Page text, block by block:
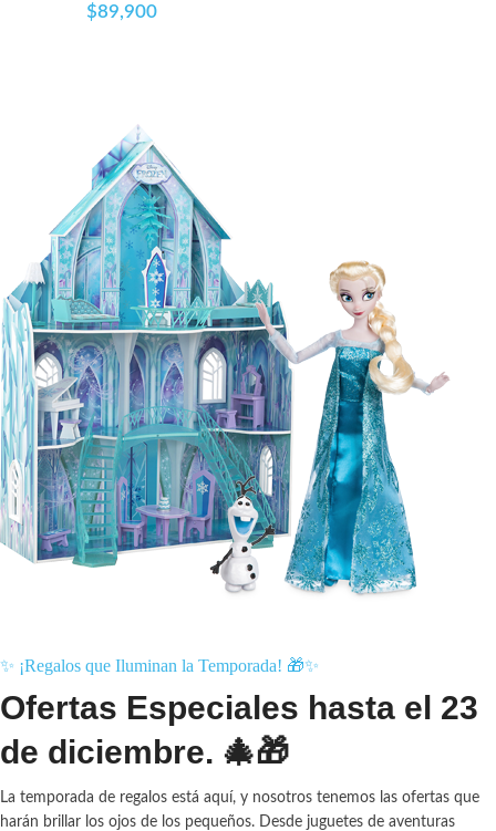
$89,900
✨ ¡Regalos que Iluminan la Temporada! 🎁✨
Ofertas Especiales hasta el 23
de diciembre. 🎄🎁
La temporada de regalos está aquí, y nosotros tenemos las ofertas que
harán brillar los ojos de los pequeños. Desde juguetes de aventuras